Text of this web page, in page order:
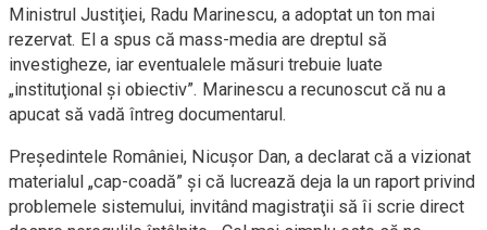
Ministrul Justiţiei, Radu Marinescu, a adoptat un ton mai
rezervat. El a spus că mass-media are dreptul să
investigheze, iar eventualele măsuri trebuie luate
„instituţional şi obiectiv”. Marinescu a recunoscut că nu a
apucat să vadă întreg documentarul.
Preşedintele României, Nicuşor Dan, a declarat că a vizionat
materialul „cap-coadă” şi că lucrează deja la un raport privind
problemele sistemului, invitând magistraţii să îi scrie direct